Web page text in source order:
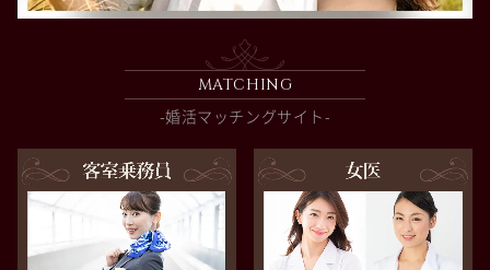
MATCHING
-婚活マッチングサイト-